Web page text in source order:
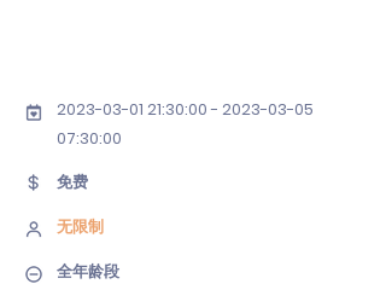
2023-03-01 21:30:00 - 2023-03-05
07:30:00
免费
无限制
全年龄段